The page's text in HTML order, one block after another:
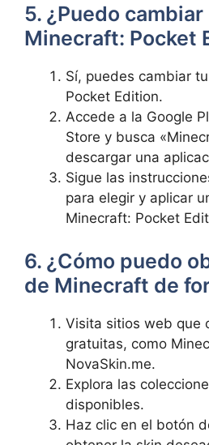
5.‌ ¿Puedo
Minecraft: Pocket
Sí, puedes ⁣cambiar
Pocket Edition.
Accede a‍ la Google
Store ‌y ⁢busca
descargar una
Sigue las
para elegir y‍ aplicar
Minecraft: Pocket
6. ¿Cómo puedo
de Minecraft de
Visita sitios web que
gratuitas, como
NovaSkin.me.
Explora las
disponibles.
Haz clic en el botón